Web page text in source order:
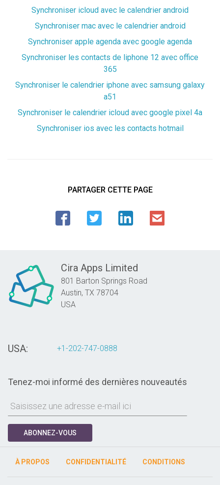
Synchroniser icloud avec le calendrier android
Synchroniser mac avec le calendrier android
Synchroniser apple agenda avec google agenda
Synchroniser les contacts de liphone 12 avec office
365
Synchroniser le calendrier iphone avec samsung galaxy
a51
Synchroniser le calendrier icloud avec google pixel 4a
Synchroniser ios avec les contacts hotmail
PARTAGER CETTE PAGE
Cira Apps Limited
801 Barton Springs Road
Austin, TX 78704
USA
USA: +1-202-747-0888
Tenez-moi informé des dernières nouveautés
ABONNEZ-VOUS
À PROPOS CONFIDENTIALITÉ CONDITIONS